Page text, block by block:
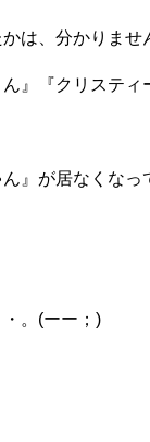
は、分かりませ
』『クリスティ
』が居なくなっ
。(ーー；)